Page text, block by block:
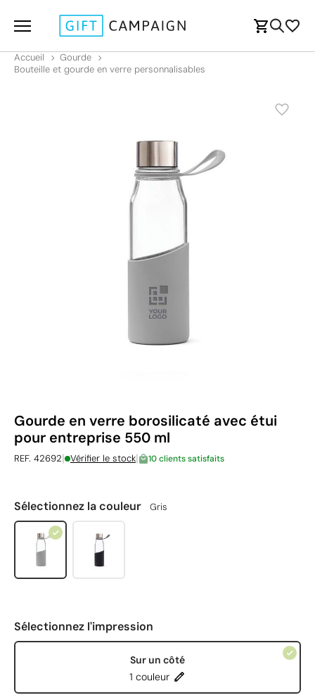
Accueil
Gourde
Bouteille et gourde en verre personnalisables
Gourde en verre borosilicaté avec étui
pour entreprise 550 ml
REF. 42692| Vérifier le stock| 10 clients satisfaits
Sélectionnez la couleur Gris
Sélectionnez l'impression
Sur un côté
1 couleur